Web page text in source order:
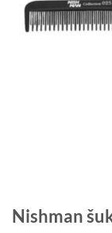
Nishman